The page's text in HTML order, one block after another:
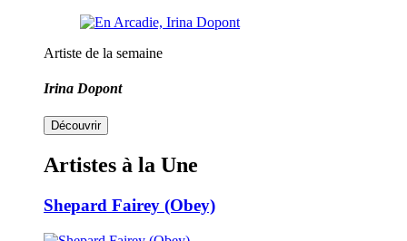
Artiste de la semaine
Irina Dopont
Découvrir
Artistes à la Une
Shepard Fairey (Obey)